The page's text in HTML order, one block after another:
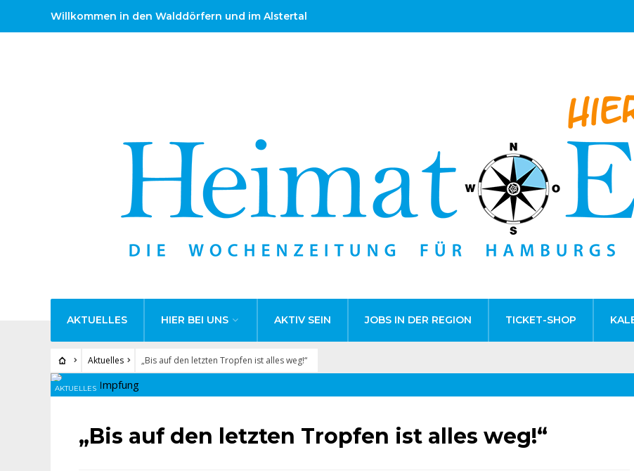
Willkommen in den Walddörfern und im Alstertal
AKTUELLES HIER BEI UNS AKTIV SEIN JOBS IN DER REGION TICKET-SHOP
Aktuelles „Bis auf den letzten Tropfen ist alles weg!“
AKTUELLES
„Bis auf den letzten Tropfen ist alles weg!“